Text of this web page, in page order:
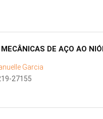
DE AÇO AO
Garcia
27155